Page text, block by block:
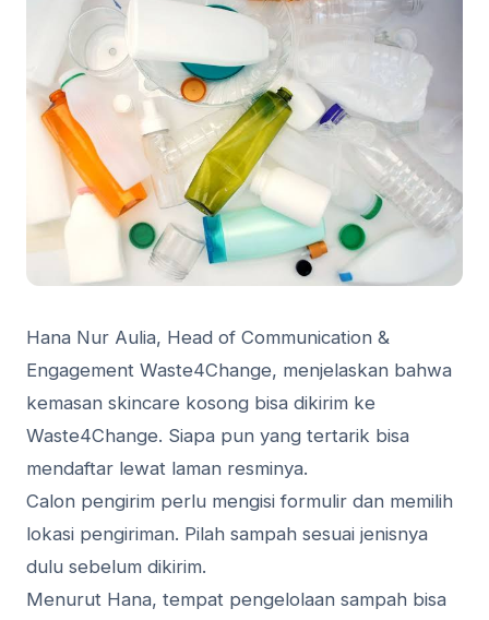
Hana Nur Aulia, Head of Communication &
Engagement Waste4Change, menjelaskan bahwa
kemasan skincare kosong bisa dikirim ke
Waste4Change. Siapa pun yang tertarik bisa
mendaftar lewat laman resminya.
Calon pengirim perlu mengisi formulir dan memilih
lokasi pengiriman. Pilah sampah sesuai jenisnya
dulu sebelum dikirim.
Menurut Hana, tempat pengelolaan sampah bisa